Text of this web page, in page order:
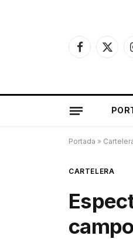
Facebook
X
Portada »
CARTELERA
campo